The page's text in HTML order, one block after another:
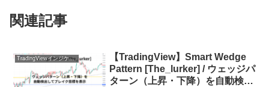
関連記事
TradingViewインジケーターおすすめ一覧
【TradingView】Smart Wedge
Pattern [The_lurker] / ウェッジパ
ターン（上昇・下降）を自動検出